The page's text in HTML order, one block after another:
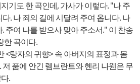
기도 한 곡인데, 가사가 이렇다. "나 주
. 나 죄의 길에 시달려 주여 옵니다. 나
주여 나를 받으사 맞아 주소서." 이 찬송
한 곡이다.
<탕자의 귀향> 속 아버지의 표정과 몸
품에 안긴 렘브란트와 헨리 나웬은 무
.